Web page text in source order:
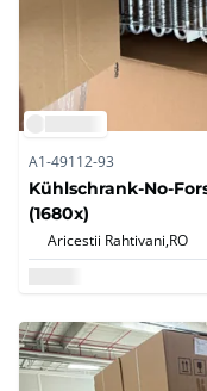
A1-49112-93
Kühlschrank-No-
(1680x)
Aricestii Rahtivani,RO